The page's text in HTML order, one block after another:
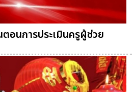
อนการประเมินครูผู้ช่วย